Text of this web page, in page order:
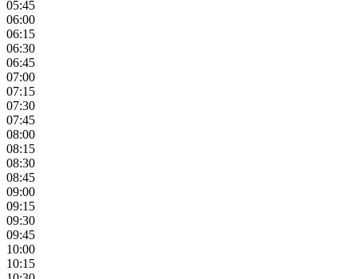
05:45
06:00
06:15
06:30
06:45
07:00
07:15
07:30
07:45
08:00
08:15
08:30
08:45
09:00
09:15
09:30
09:45
10:00
10:15